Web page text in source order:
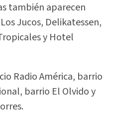
también aparecen
Jucos, Delikatessen,
y Hotel
Radio América, barrio
barrio El Olvido y